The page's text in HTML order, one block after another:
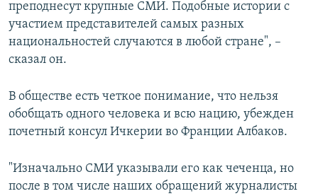
преподнесут крупные СМИ. Подобные истории с
участием представителей самых разных
национальностей случаются в любой стране", –
сказал он.
В обществе есть четкое понимание, что нельзя
обобщать одного человека и всю нацию, убежден
почетный консул Ичкерии во Франции Албаков.
"Изначально СМИ указывали его как чеченца, но
после в том числе наших обращений журналисты